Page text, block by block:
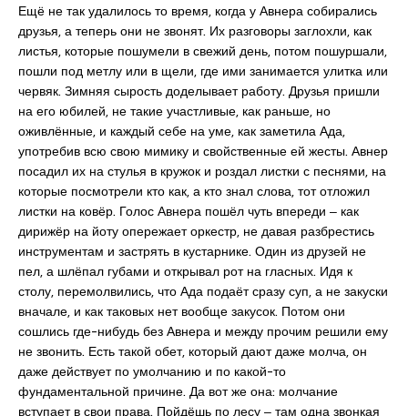
Ещё не так удалилось то время, когда у Авнера собирались
друзья, а теперь они не звонят. Их разговоры заглохли, как
листья, которые пошумели в свежий день, потом пошуршали,
пошли под метлу или в щели, где ими занимается улитка или
червяк. Зимняя сырость доделывает работу. Друзья пришли
на его юбилей, не такие участливые, как раньше, но
оживлённые, и каждый себе на уме, как заметила Ада,
употребив всю свою мимику и свойственные ей жесты. Авнер
посадил их на стулья в кружок и роздал листки с песнями, на
которые посмотрели кто как, а кто знал слова, тот отложил
листки на ковёр. Голос Авнера пошёл чуть впереди ‒ как
дирижёр на йоту опережает оркестр, не давая разбрестись
инструментам и застрять в кустарнике. Один из друзей не
пел, а шлёпал губами и открывал рот на гласных. Идя к
столу, перемолвились, что Ада подаёт сразу суп, а не закуски
вначале, и как таковых нет вообще закусок. Потом они
сошлись где-нибудь без Авнера и между прочим решили ему
не звонить. Есть такой обет, который дают даже молча, он
даже действует по умолчанию и по какой-то
фундаментальной причине. Да вот же она: молчание
вступает в свои права. Пойдёшь по лесу ‒ там одна звонкая